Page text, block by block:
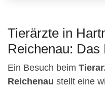
Tierärzte in
Reichenau: Das
Ein Besuch beim
Reichenau stellt eine